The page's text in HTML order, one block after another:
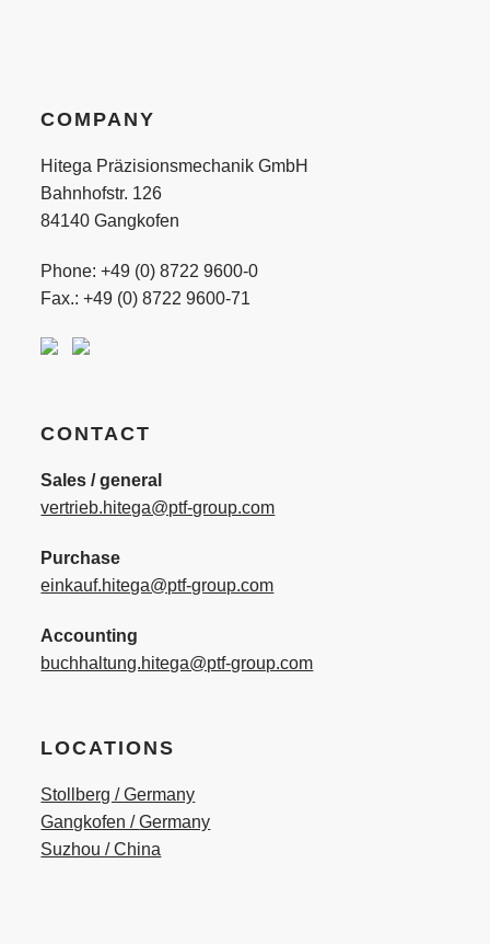
COMPANY
Hitega Präzisionsmechanik GmbH
Bahnhofstr. 126
84140 Gangkofen
Phone: +49 (0)8722 9600-0
Fax.: +49 (0) 8722 9600-71
CONTACT
Sales / general
vertrieb.hitega@ptf-group.com
Purchase
einkauf.hitega@ptf-group.com
Accounting
buchhaltung.hitega@ptf-group.com
LOCATIONS
Stollberg / Germany
Gangkofen /Germany
Suzhou / China